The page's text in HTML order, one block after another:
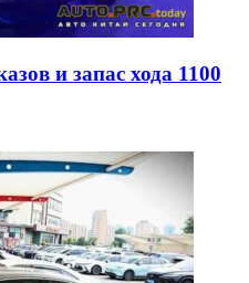
и запас хода 1100